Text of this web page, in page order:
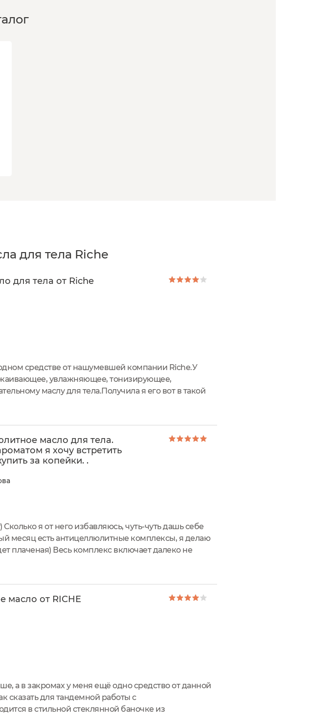
для тела Riche
для тела от Riche
средстве от нашумевшей компании Riche.У
увлажняющее, тонизирующее,
маслу для тела.Получила я его вот в такой
масло для тела.
я хочу встретить
за копейки. .
я от него избавляюсь, чуть-чуть дашь себе
месяц есть антицеллюлитные комплексы, я делаю
плаченая) Весь комплекс включает далеко не
масло от RICHE
а в закромах у меня ещё одно средство от данной
сказать для тандемной работы с
в стильной стеклянной баночке из